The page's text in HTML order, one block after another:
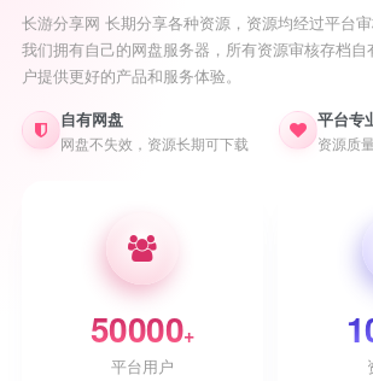
长游分享网 长期分享各种资源，资源均经过平台审
我们拥有自己的网盘服务器，所有资源审核存档
户提供更好的产品和服务体验。
自有网盘
网盘不失效，资源长期可下载
平台专
资源质
50000+
平台用户